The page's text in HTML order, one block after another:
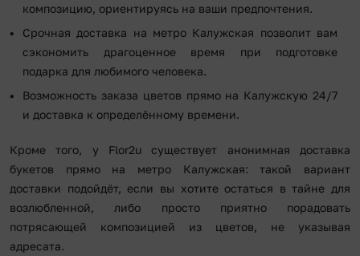
композицию, ориентируясь на ваши предпочтения.
Срочная доставка на метро Калужская позволит вам
сэкономить драгоценное время при подготовке
подарка для любимого человека.
Возможность заказа цветов прямо на Калужскую 24/7
и доставка к определённому времени.
Кроме того, у Flor2u существует анонимная доставка
букетов прямо на метро Калужская: такой вариант
доставки подойдёт, если вы хотите остаться в тайне для
возлюбленной, либо просто приятно порадовать
потрясающей композицией из цветов, не указывая
адресата.